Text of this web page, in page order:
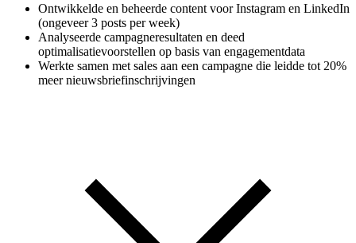
Ontwikkelde en beheerde content voor Instagram en LinkedIn
(ongeveer 3 posts per week)
Analyseerde campagneresultaten en deed
optimalisatievoorstellen op basis van engagementdata
Werkte samen met sales aan een campagne die leidde tot 20%
meer nieuwsbriefinschrijvingen